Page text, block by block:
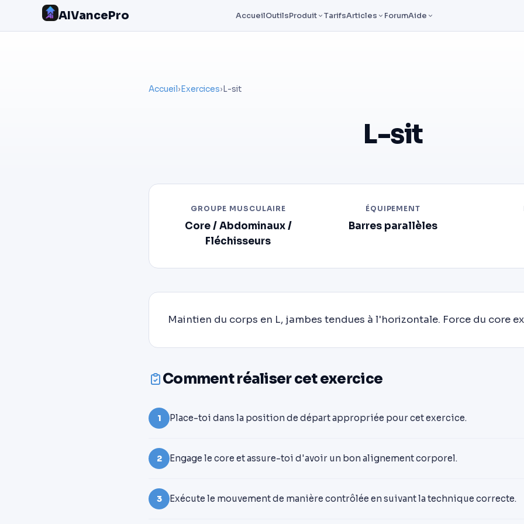
AIVancePro AccueilOutilsProduit TarifsArticles ForumAide
Accueil› Exercices› L-sit
L-sit
GROUPE MUSCULAIRE
Core / Abdominaux /
Fléchisseurs
ÉQUIPEMENT
Barres parallèles
Maintien du corps en L, jambes tendues à l'horizontale. Force du core
Comment réaliser cet exercice
1 Place-toi dans la position de départ appropriée pour cet exercice.
2 Engage le core et assure-toi d'avoir un bon alignement corporel.
3 Exécute le mouvement de manière contrôlée en suivant la technique correcte.